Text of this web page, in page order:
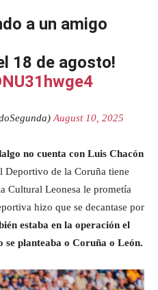
a un amigo
18 de agosto!
August 10, 2025
no cuenta con Luis Chacón
Deportivo de la Coruña tiene
Cultural Leonesa le prometía
hizo que se decantase por
estaba en la operación el
se planteaba o Coruña o León.